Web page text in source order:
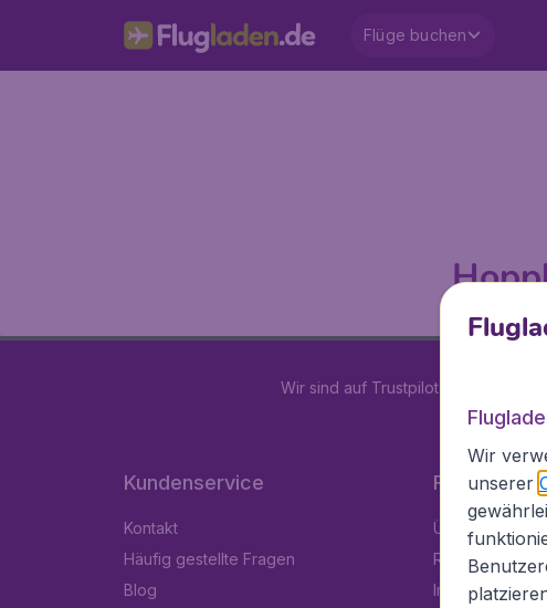
Flüge buchen
Wir sind auf Trustpilot mit
Kundenservice
Kontakt
Häufig gestellte Fragen
Blog
Über
Rechtliche
Impressum
Wir
unserer